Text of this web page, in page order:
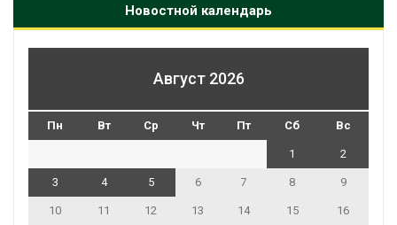
Новостной календарь
Август 2026
Пн Вт Ср Чт Пт Сб Вс
1 2
3 4 5 6 7 8 9
10 11 12 13 14 15 16